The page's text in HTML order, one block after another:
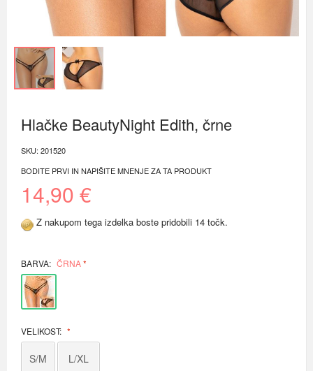
Hlačke BeautyNight Edith, črne
SKU: 201520
BODITE PRVI IN NAPIŠITE MNENJE ZA TA PRODUKT
14,90 €
Z nakupom tega izdelka boste pridobili 14 točk.
BARVA: ČRNA
VELIKOST:
S/M L/XL